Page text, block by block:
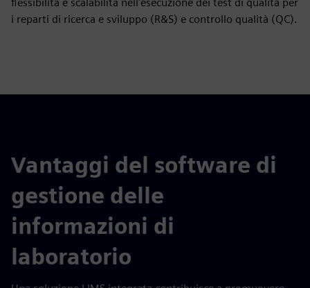
i reparti di ricerca e sviluppo (R&S) e controllo qualità (QC).
Vantaggi del software di
gestione delle
informazioni di
laboratorio